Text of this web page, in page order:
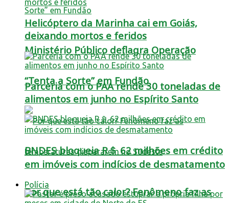
Ministério Público deflagra Operação
“Tenta a Sorte” em Fundão
Por que está tão calor? Fenômeno faz as
Helicóptero da Marinha cai em Goiás,
deixando mortos e feridos
Parceria com o PAA rende 30 toneladas de
alimentos em junho no Espírito Santo
BNDES bloqueia R＄ 62 milhões em crédito
em imóveis com indícios de desmatamento
Polícia